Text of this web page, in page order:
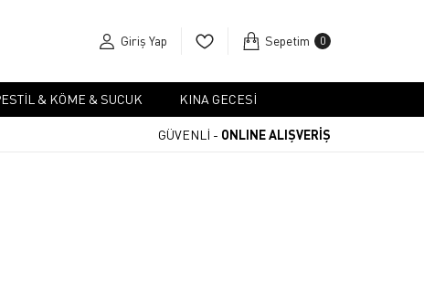
Giriş Yap Sepetim 0
& KÖME & SUCUK KINA GECESI
GÜVENLİ - ONLINE ALIŞVERİŞ